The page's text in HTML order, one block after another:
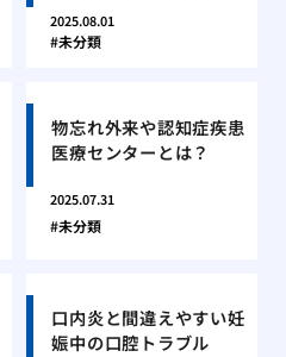
2025.08.01
未分類
物忘れ外来や認知症疾患
医療センターとは？
2025.07.31
未分類
口内炎と間違えやすい妊
娠中の口腔トラブル